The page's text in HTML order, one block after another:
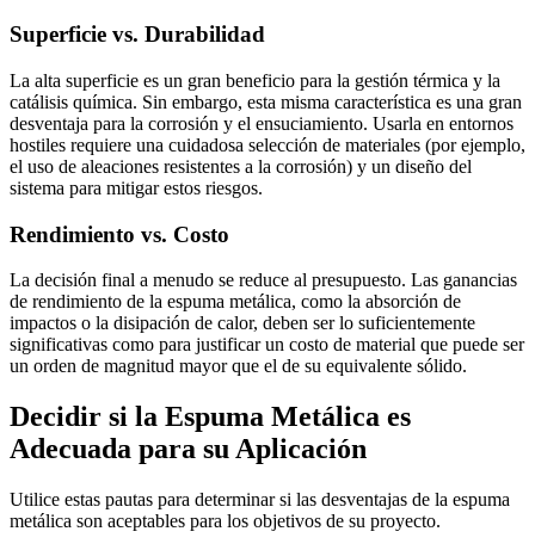
Superficie vs. Durabilidad
La alta superficie es un gran beneficio para la gestión térmica y la
catálisis química. Sin embargo, esta misma característica es una gran
desventaja para la corrosión y el ensuciamiento. Usarla en entornos
hostiles requiere una cuidadosa selección de materiales (por ejemplo,
el uso de aleaciones resistentes a la corrosión) y un diseño del
sistema para mitigar estos riesgos.
Rendimiento vs. Costo
La decisión final a menudo se reduce al presupuesto. Las ganancias
de rendimiento de la espuma metálica, como la absorción de
impactos o la disipación de calor, deben ser lo suficientemente
significativas como para justificar un costo de material que puede ser
un orden de magnitud mayor que el de su equivalente sólido.
Decidir si la Espuma Metálica es
Adecuada para su Aplicación
Utilice estas pautas para determinar si las desventajas de la espuma
metálica son aceptables para los objetivos de su proyecto.